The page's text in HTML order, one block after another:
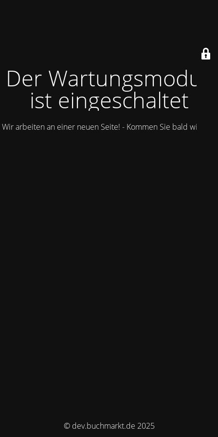
Der Wartungsmodus
ist eingeschaltet
Wir arbeiten an einer neuen Seite! - Kommen Sie bald wieder.
© dev.buchmarkt.de 2025